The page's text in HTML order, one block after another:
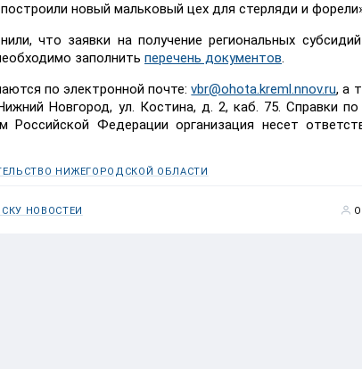
новый мальковый цех для стерляди и
что заявки на получение региональных
заполнить перечень документов.
по электронной почте:vbr@ohota.kreml.nnov.ru, а
Новгород, ул. Костина, д. 2, каб. 75. Справки
Российской Федерации организация несет
НИЖЕГОРОДСКОЙ ОБЛАСТИ
НОВОСТЕЙ